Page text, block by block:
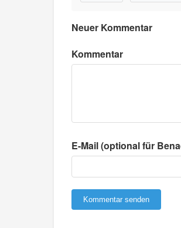
Neuer Kommentar
Kommentar
E-Mail (optional für
Kommentar senden